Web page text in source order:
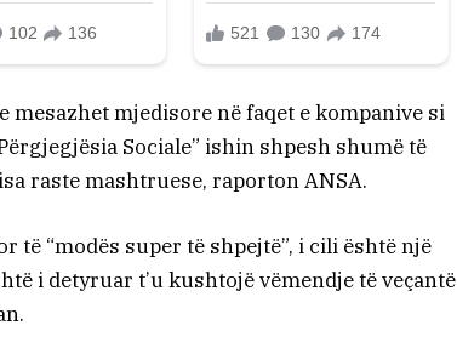
mjedisore në faqet e kompanive si
Sociale” ishin shpesh shumë të
raste mashtruese, raporton ANSA.
“modës super të shpejtë”, i cili është një
i detyruar t’u kushtojë vëmendje të veçantë